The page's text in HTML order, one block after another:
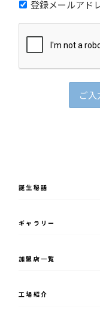
誕⽣秘話
ギャラリー
加盟店一覧
⼯場紹介